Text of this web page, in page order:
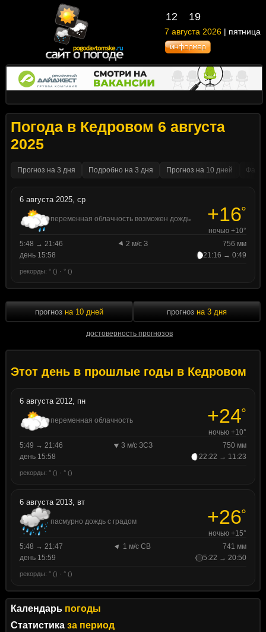
12 19
7 августа 2026 | пятница
Погода в Кедровом 6 августа
2025
Прогноз на 3 дня Подробно на 3 дня Прогноз на 10 дней
6 августа 2025, ср
переменная облачность возможен дождь +16°
ночью +10°
5:48 → 21:46
2 м/с З
756 мм
день 15:58
21:16 → 0:49
рекорды: ° () · ° ()
прогноз на 10 дней
достоверность прогнозов
прогноз на 3 дня
Этот день в прошлые годы в Кедровом
6 августа 2012, пн
переменная облачность +24°
ночью +10°
5:49 → 21:46
3 м/с ЗСЗ
750 мм
день 15:58
22:22 → 11:23
рекорды: ° () · ° ()
6 августа 2013, вт
пасмурно дождь с градом +26°
ночью +15°
5:48 → 21:47
1 м/с СВ
741 мм
день 15:59
5:22 → 20:50
рекорды: ° () · ° ()
Календарь погоды
Статистика за период